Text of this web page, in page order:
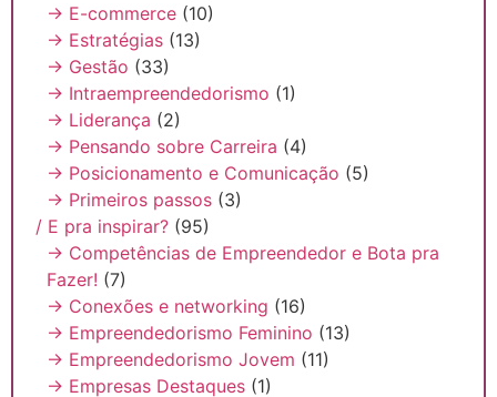
→ E-commerce (10)
→ Estratégias (13)
→ Gestão (33)
→ Intraempreendedorismo (1)
→ Liderança (2)
→ Pensando sobre Carreira (4)
→ Posicionamento e Comunicação (5)
→ Primeiros passos (3)
/ E pra inspirar? (95)
→ Competências de Empreendedor e Bota pra
Fazer! (7)
→ Conexões e networking (16)
→ Empreendedorismo Feminino (13)
→ Empreendedorismo Jovem (11)
→ Empresas Destaques (1)